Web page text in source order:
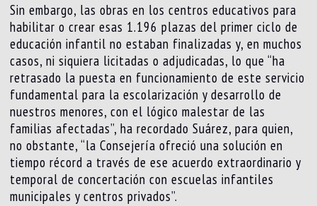
Sin embargo, las obras en los centros educativos para
habilitar o crear esas 1.196 plazas del primer ciclo de
educación infantil no estaban finalizadas y, en muchos
casos, ni siquiera licitadas o adjudicadas, lo que “ha
retrasado la puesta en funcionamiento de este servicio
fundamental para la escolarización y desarrollo de
nuestros menores, con el lógico malestar de las
familias afectadas”, ha recordado Suárez, para quien,
no obstante, “la Consejería ofreció una solución en
tiempo récord a través de ese acuerdo extraordinario y
temporal de concertación con escuelas infantiles
municipales y centros privados”.